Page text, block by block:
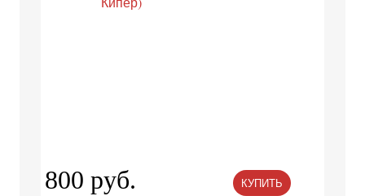
800 руб. КУПИТЬ